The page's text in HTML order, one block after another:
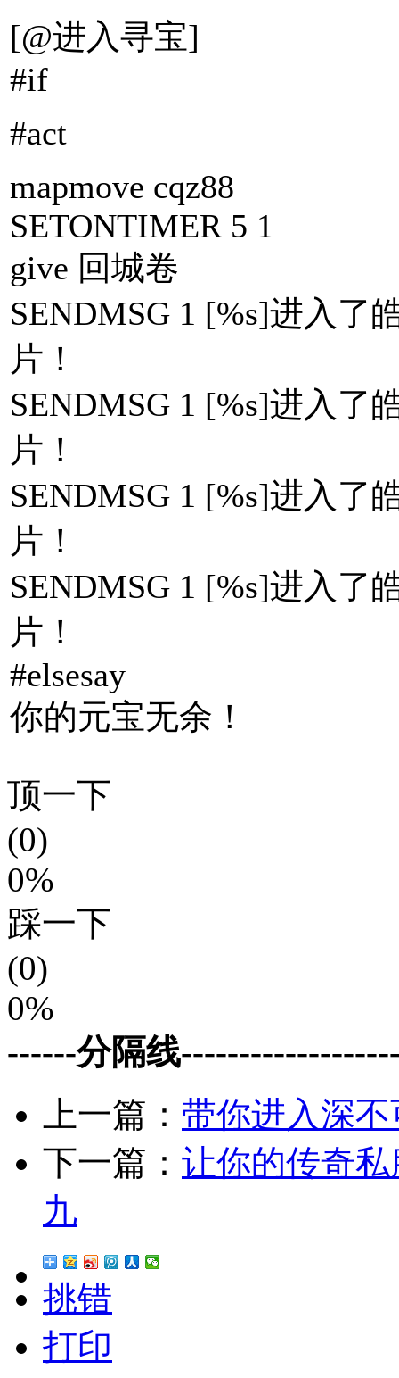
[@进入寻宝]
#if
#act
mapmove cqz88
SETONTIMER 5 1
give 回城卷
SENDMSG 1 [%s]进入了
片！
SENDMSG 1 [%s]进入了
片！
SENDMSG 1 [%s]进入了
片！
SENDMSG 1 [%s]进入了
片！
#elsesay
你的元宝无余！
顶一下
(0)
0%
踩一下
(0)
0%
------分隔线
上一篇： 带你进入深
下一篇： 让你的传奇
九
挑错
打印